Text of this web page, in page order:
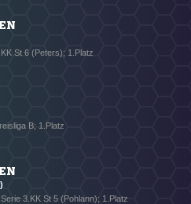
St 6 (Peters); 1.Platz
B; 1.Platz
3.KK St 5 (Pohlann); 1.Platz